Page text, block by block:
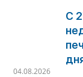
С
04.08.2026